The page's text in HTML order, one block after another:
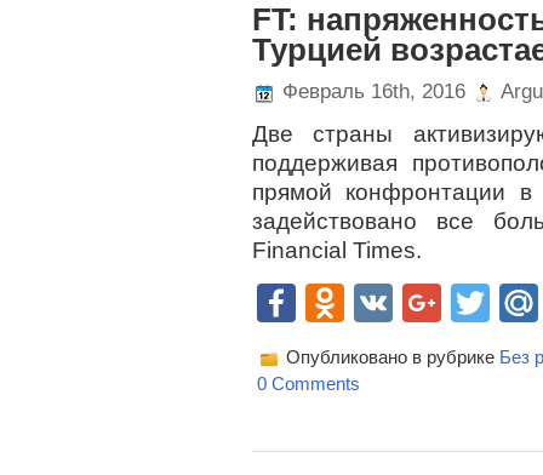
FT:
Турцией
Февраль 16th, 2016
Две страны
поддерживая
прямой конфронтации в
задействовано все
Financial Times.
Facebook
VK
Опубликовано в рубрике Без
0 Comments